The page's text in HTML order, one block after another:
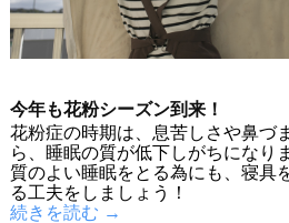
今年も花粉シーズン到来！
花粉症の時期は、息苦しさや鼻づ
ら、睡眠の質が低下しがちになり
質のよい睡眠をとる為にも、寝具
る工夫をしましょう！
続きを読む →